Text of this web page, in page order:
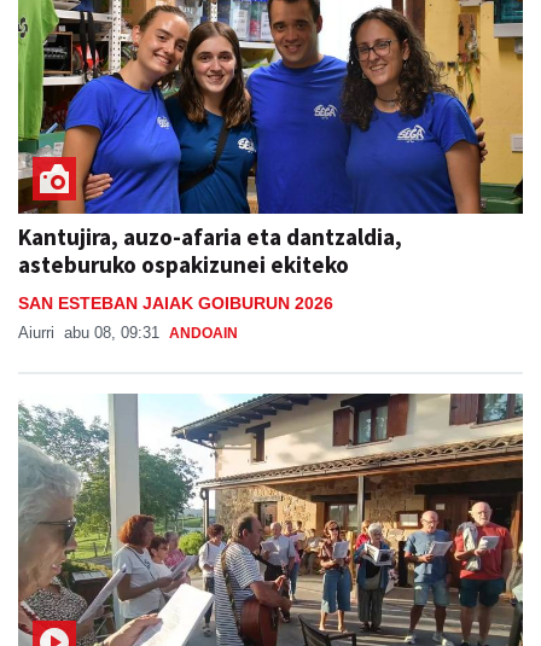
Kantujira, auzo-afaria eta dantzaldia,
asteburuko ospakizunei ekiteko
SAN ESTEBAN JAIAK GOIBURUN 2026
Aiurri abu 08, 09:31 ANDOAIN